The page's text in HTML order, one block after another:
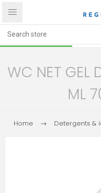
WC NET GEL
ML
Home Detergents &